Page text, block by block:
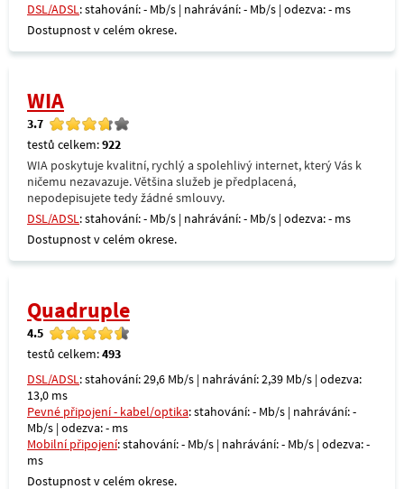
DSL/ADSL: stahování: - Mb/s | nahrávání: - Mb/s | odezva: - ms
Dostupnost v celém okrese.
WIA
3.7
testů celkem:922
WIA poskytuje kvalitní, rychlý a spolehlivý internet, který Vás k
ničemu nezavazuje. Většina služeb je předplacená,
nepodepisujete tedy žádné smlouvy.
DSL/ADSL: stahování: - Mb/s | nahrávání: - Mb/s | odezva: - ms
Dostupnost v celém okrese.
Quadruple
4.5
testů celkem:493
DSL/ADSL: stahování: 29,6 Mb/s | nahrávání: 2,39 Mb/s | odezva:
13,0 ms
Pevné připojení - kabel/optika: stahování: - Mb/s | nahrávání: -
Mb/s | odezva: - ms
Mobilní připojení: stahování: - Mb/s | nahrávání: - Mb/s | odezva: -
ms
Dostupnost v celém okrese.